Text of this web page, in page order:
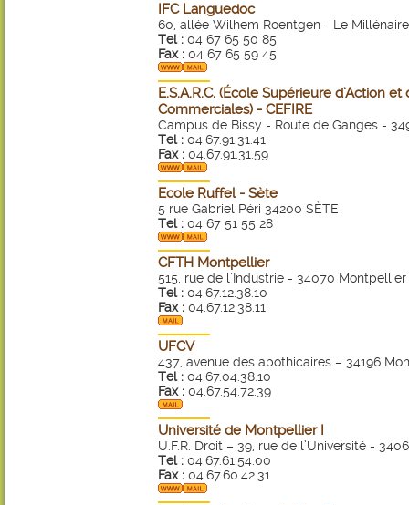
IFC Languedoc
60, allée Wilhem Roentgen - Le
Tel : 04 67 65 50 85
Fax : 04 67 65 59 45
E.S.A.R.C. (École Supérieure d’Action
Commerciales) - CEFIRE
Campus de Bissy - Route de Ganges -
Tel : 04.67.91.31.41
Fax : 04.67.91.31.59
Ecole Ruffel - Sète
5 rue Gabriel Péri 34200 SÈTE
Tel : 04 67 51 55 28
CFTH Montpellier
515, rue de l’Industrie - 34070 Montpellier
Tel : 04.67.12.38.10
Fax : 04.67.12.38.11
UFCV
437, avenue des apothicaires – 34196
Tel : 04.67.04.38.10
Fax : 04.67.54.72.39
Université de Montpellier I
U.F.R. Droit – 39, rue de l’Université -
Tel : 04.67.61.54.00
Fax : 04.67.60.42.31